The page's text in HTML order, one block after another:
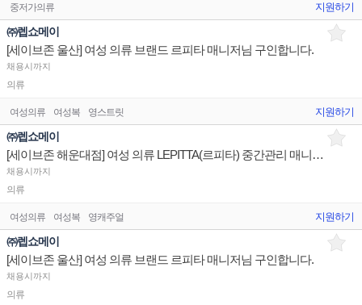
중저가의류 지원하기
㈜렙쇼메이
[세이브존 울산] 여성 의류 브랜드 르피타 매니저님 구인합니다.
채용시까지
의류
여성의류 여성복 영스트릿 지원하기
㈜렙쇼메이
[세이브존 해운대점] 여성 의류 LEPITTA(르피타) 중간관리 매니저 구인합니다.
채용시까지
의류
여성의류 여성복 영캐주얼 지원하기
㈜렙쇼메이
[세이브존 울산] 여성 의류 브랜드 르피타 매니저님 구인합니다.
채용시까지
의류